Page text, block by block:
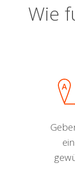
Wie